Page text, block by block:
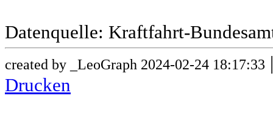
Datenquelle: Kraftfahrt-
created by _LeoGraph 2024-02-24 18:17:33
Drucken